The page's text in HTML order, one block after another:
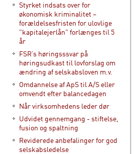
Styrket indsats over for
økonomisk kriminalitet –
forældelsesfristen for ulovlige
"kapitalejerlån" forlænges til 5
år
FSR’s høringsssvar på
høringsudkast til lovforslag om
ændring af selskabsloven m.v.
Omdannelse af ApS til A/S eller
omvendt efter balancedagen
Når virksomhedens leder dør
Udvidet gennemgang - stiftelse,
fusion og spaltning
Reviderede anbefalinger for god
selskabsledelse